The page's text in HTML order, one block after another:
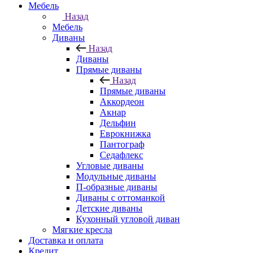
Мебель
Назад
Мебель
Диваны
Назад
Диваны
Прямые диваны
Назад
Прямые диваны
Аккордеон
Акнар
Дельфин
Еврокнижка
Пантограф
Седафлекс
Угловые диваны
Модульные диваны
П-образные диваны
Диваны с оттоманкой
Детские диваны
Кухонный угловой диван
Мягкие кресла
Доставка и оплата
Кредит